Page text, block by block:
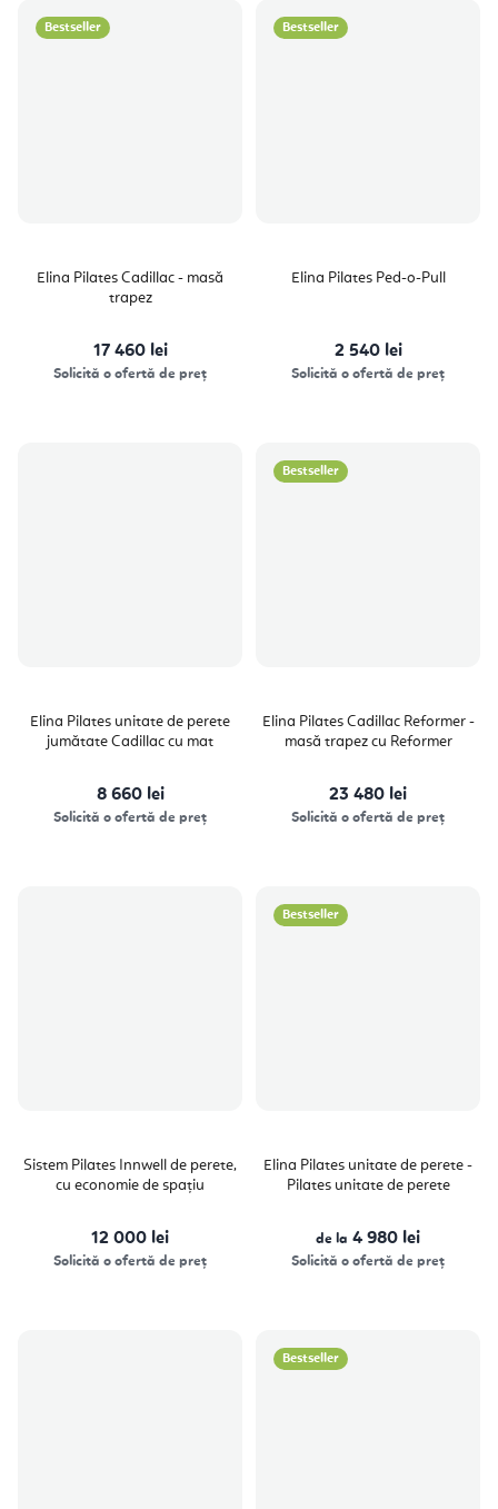
Bestseller
Elina Pilates Cadillac - masă
trapez
17 460 lei
Solicită o ofertă de preț
Bestseller
Elina Pilates Ped-o-Pull
2 540 lei
Solicită o ofertă de preț
Elina Pilates unitate de perete
jumătate Cadillac cu mat
8 660 lei
Solicită o ofertă de preț
Bestseller
Elina Pilates Cadillac Reformer -
masă trapez cu Reformer
23 480 lei
Solicită o ofertă de preț
Sistem Pilates Innwell de perete,
cu economie de spațiu
12 000 lei
Solicită o ofertă de preț
Bestseller
Elina Pilates unitate de perete -
Pilates unitate de perete
de la 4 980 lei
Solicită o ofertă de preț
Bestseller